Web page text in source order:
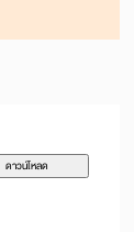
ดาวน์โหลด